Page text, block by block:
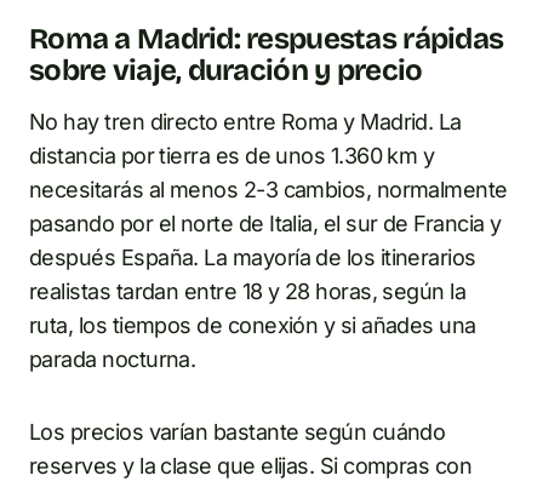
Roma a Madrid: respuestas rápidas
sobre viaje, duración y precio
No hay tren directo entre Roma y Madrid. La
distancia por tierra es de unos 1.360 km y
necesitarás al menos 2-3 cambios, normalmente
pasando por el norte de Italia, el sur de Francia y
después España. La mayoría de los itinerarios
realistas tardan entre 18 y 28 horas, según la
ruta, los tiempos de conexión y si añades una
parada nocturna.
Los precios varían bastante según cuándo
reserves y la clase que elijas. Si compras con